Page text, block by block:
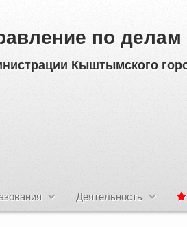
по делам
Кыштымского
Деятельность